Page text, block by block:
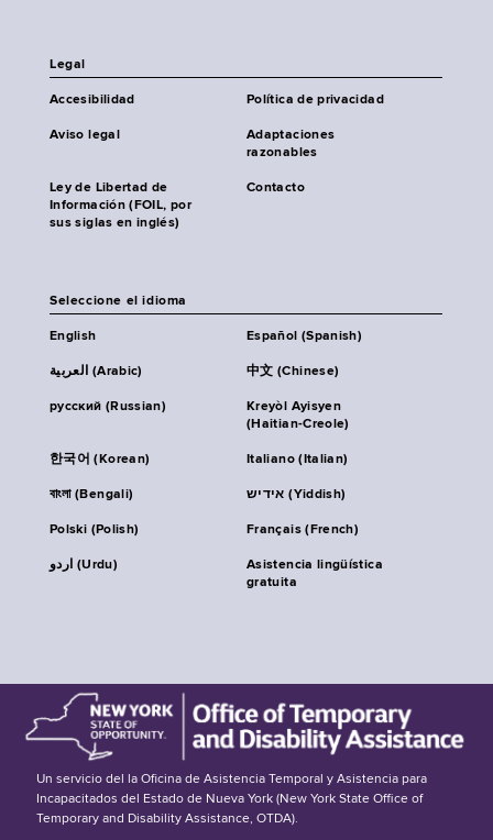
Legal
Accesibilidad Política de privacidad
Aviso legal
Adaptaciones
razonables
Ley de Libertad de
Información (FOIL, por
sus siglas en inglés)
Contacto
Seleccione el idioma
English Español (Spanish)
العربية (Arabic) 中文 (Chinese)
русский (Russian)
Kreyòl Ayisyen
(Haitian-Creole)
한국어 (Korean) Italiano (Italian)
বাংলা (Bengali) אידיש (Yiddish)
Polski (Polish) Français (French)
اردو (Urdu)
Asistencia lingüística
gratuita
Un servicio del la Oficina de Asistencia Temporal y Asistencia para
Incapacitados del Estado de Nueva York (New York State Office of
Temporary and Disability Assistance, OTDA).